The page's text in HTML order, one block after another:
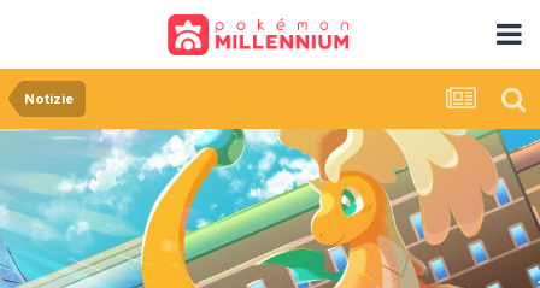
Notizie